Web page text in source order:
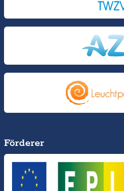
Förderer